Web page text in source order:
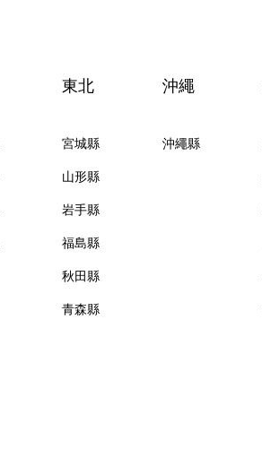
東北
宮城縣
山形縣
岩手縣
福島縣
秋田縣
青森縣
沖繩
沖繩縣